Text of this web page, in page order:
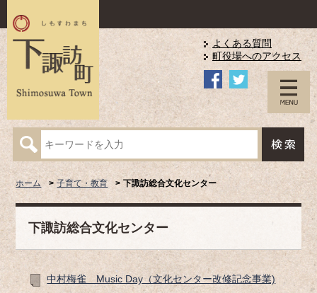
よくある質問
町役場へのアクセス
ホーム 子育て・教育 下諏訪総合文化センター
下諏訪総合文化センター
中村梅雀 Music Day（文化センター改修記念事業)